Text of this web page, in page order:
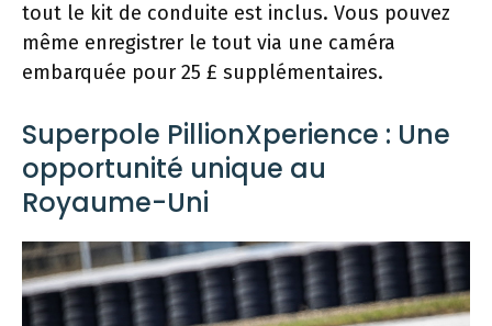
tout le kit de conduite est inclus. Vous pouvez
même enregistrer le tout via une caméra
embarquée pour 25 £ supplémentaires.
Superpole PillionXperience : Une
opportunité unique au
Royaume-Uni